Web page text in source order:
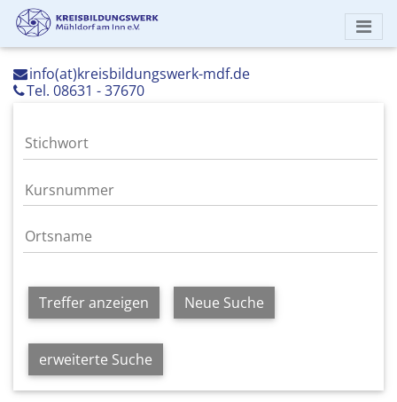
info(at)kreisbildungswerk-mdf.de
Tel. 08631 - 37670
Treffer anzeigen Neue Suche
erweiterte Suche